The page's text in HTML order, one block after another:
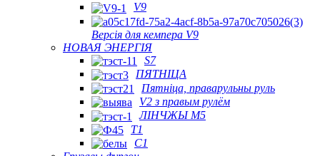
V9
Версія для кемпера V9
НОВАЯ ЭНЕРГІЯ
S7
ПЯТНІЦА
Пятніца, праварульны руль
V2 з правым рулём
ЛІНЧЖЫ М5
T1
C1